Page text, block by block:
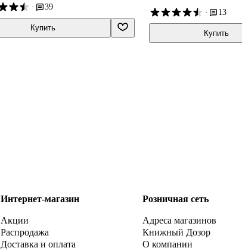
·
39
Купить
·
13
Купить
Интернет-магазин
Акции
Распродажа
Доставка и оплата
Розничная сеть
Адреса магазинов
Книжный Дозор
О компании